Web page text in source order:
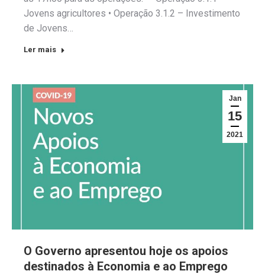
Jovens agricultores • Operação 3.1.2 – Investimento
de Jovens…
Ler mais
Jan
15
2021
O Governo apresentou hoje os apoios
destinados à Economia e ao Emprego